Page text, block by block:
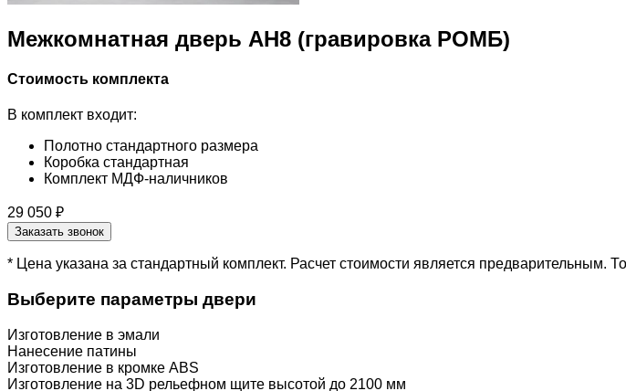
Межкомнатная дверь АН8 (гравировка РОМБ)
Стоимость комплекта
В комплект входит:
Полотно стандартного размера
Коробка стандартная
Комплект МДФ-наличников
29 050 ₽
Заказать звонок
* Цена указана за стандартный комплект. Расчет стоимости является
Выберите параметры двери
Изготовление в эмали
Нанесение патины
Изготовление в кромке ABS
Изготовление на 3D рельефном щите высотой до 2100 мм